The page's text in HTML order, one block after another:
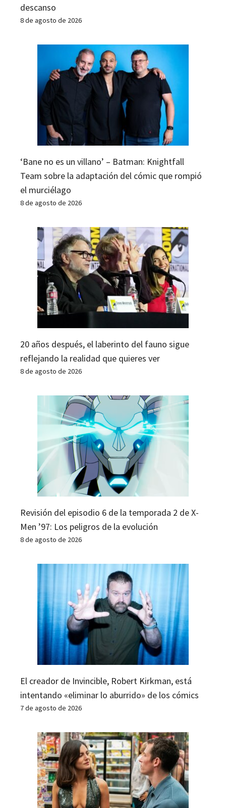
descanso
8 de agosto de 2026
‘Bane no es un villano’ – Batman: Knightfall
Team sobre la adaptación del cómic que rompió
el murciélago
8 de agosto de 2026
20 años después, el laberinto del fauno sigue
reflejando la realidad que quieres ver
8 de agosto de 2026
Revisión del episodio 6 de la temporada 2 de X-
Men ’97: Los peligros de la evolución
8 de agosto de 2026
El creador de Invincible, Robert Kirkman, está
intentando «eliminar lo aburrido» de los cómics
7 de agosto de 2026